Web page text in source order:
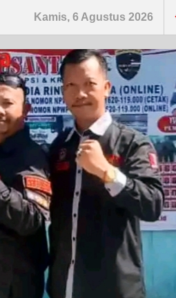
Kamis, 6 Agustus 2026